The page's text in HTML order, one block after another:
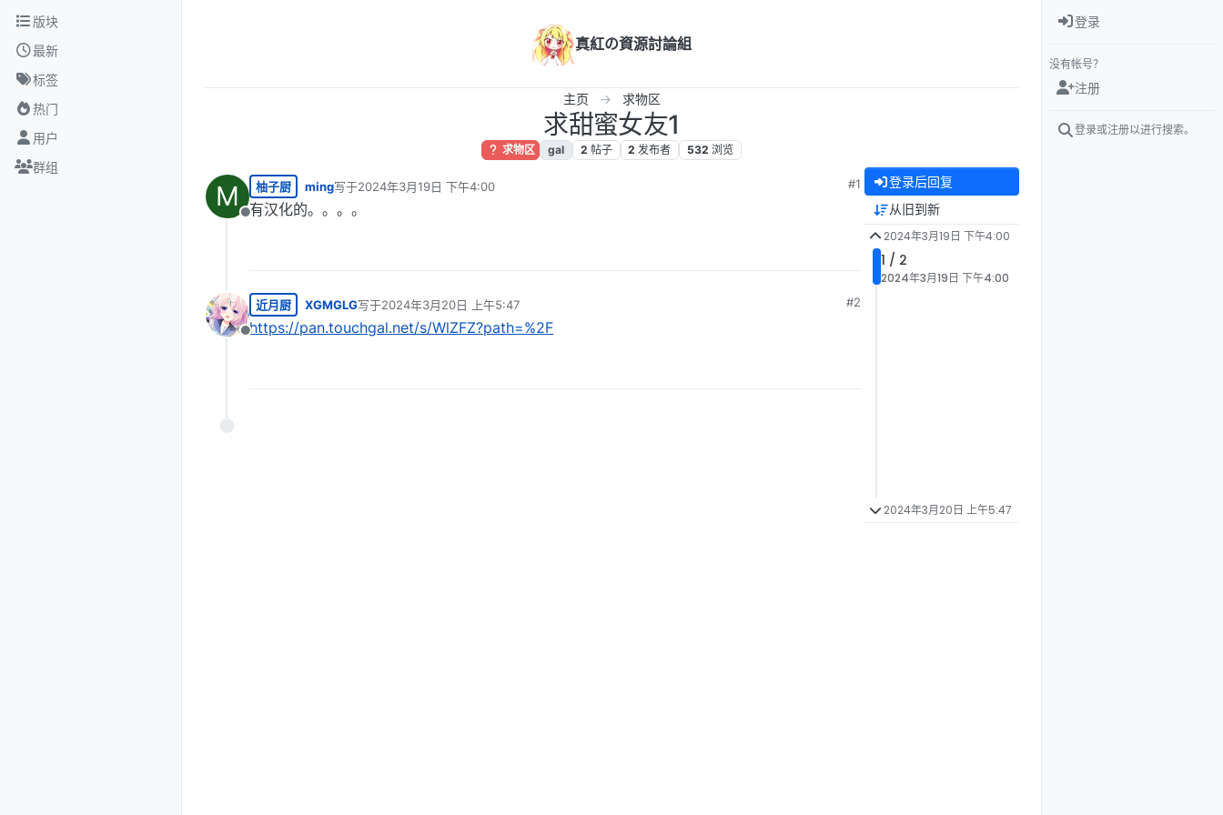
跳转至内容
版块
最新
标签
热门
用户
群组
真紅の資源討論組
主页 求物区
求甜蜜女友1
求物区 gal 2 帖子 2 发布者 532 浏览
M
离线
柚子厨 ming写于2024年3月19日 下午4:00
最后由 编辑
#1
有汉化的。。。。
离线
近月厨 XGMGLG写于2024年3月20日 上午5:47
最后由 编辑
#2
https://pan.touchgal.net/s/WlZFZ?path=%2F
登录后回复
从旧到新
2024年3月19日 下午4:00
1 / 2
2024年3月19日 下午4:00
2024年3月20日 上午5:47
登录
没有帐号？
注册
登录或注册以进行搜索。